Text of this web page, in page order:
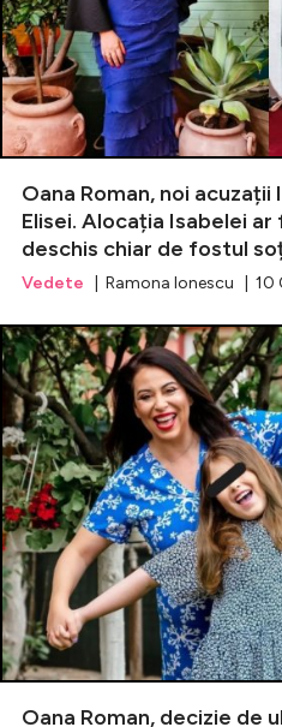
Oana Roman, noi acuzații
Elisei. Alocația Isabelei
deschis chiar de fostul
Vedete | Ramona Ionescu | 10
Oana Roman, decizie de